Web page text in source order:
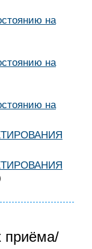
на
на
на
приёма/